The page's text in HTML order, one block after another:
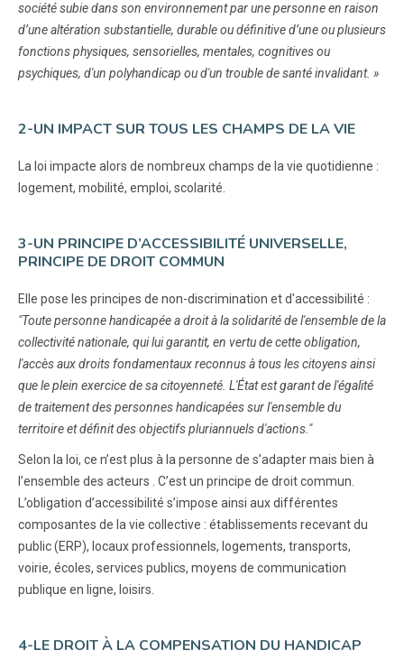
société subie dans son environnement par une personne en raison
d’une altération substantielle, durable ou définitive d’une ou plusieurs
fonctions physiques, sensorielles, mentales, cognitives ou
psychiques, d'un polyhandicap ou d'un trouble de santé invalidant. »
2-UN IMPACT SUR TOUS LES CHAMPS DE LA VIE
La loi impacte alors de nombreux champs de la vie quotidienne :
logement, mobilité, emploi, scolarité.
3-UN PRINCIPE D’ACCESSIBILITÉ UNIVERSELLE,
PRINCIPE DE DROIT COMMUN
Elle pose les principes de non-discrimination et d'accessibilité :
"Toute personne handicapée a droit à la solidarité de l'ensemble de la
collectivité nationale, qui lui garantit, en vertu de cette obligation,
l'accès aux droits fondamentaux reconnus à tous les citoyens ainsi
que le plein exercice de sa citoyenneté. L'État est garant de l'égalité
de traitement des personnes handicapées sur l'ensemble du
territoire et définit des objectifs pluriannuels d'actions."
Selon la loi, ce n’est plus à la personne de s’adapter mais bien à
l’ensemble des acteurs . C’est un principe de droit commun.
L’obligation d’accessibilité s’impose ainsi aux différentes
composantes de la vie collective : établissements recevant du
public (ERP), locaux professionnels, logements, transports,
voirie, écoles, services publics, moyens de communication
publique en ligne, loisirs.
4-LE DROIT À LA COMPENSATION DU HANDICAP